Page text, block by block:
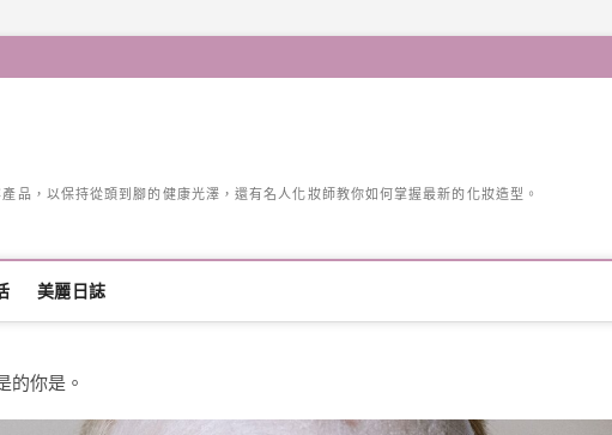
品，以保持從頭到腳的健康光澤，還有名人化妝師教你如何掌握最新的化妝造型。
美麗日誌
的你是。